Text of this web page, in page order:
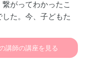
がってわかったこ
た。今、子どもた
とです。農業の大
んと共有しでいけ
講師の講座を見る